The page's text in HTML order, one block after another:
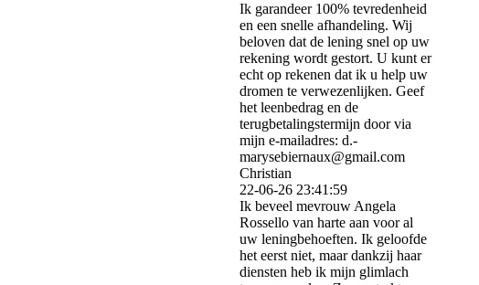
Ik garandeer 100% tevredenheid
en een snelle afhandeling. Wij
beloven dat de lening snel op uw
rekening wordt gestort. U kunt er
echt op rekenen dat ik u help uw
dromen te verwezenlijken. Geef
het leenbedrag en de
terugbetalingstermijn door via
mijn e-mailadres: d.­
marysebiernaux@­gmail.­com
Christian
22-06-26 23:41:59
Ik beveel mevrouw Angela
Rossello van harte aan voor al
uw leningbehoeften. Ik geloofde
het eerst niet, maar dankzij haar
diensten heb ik mijn glimlach